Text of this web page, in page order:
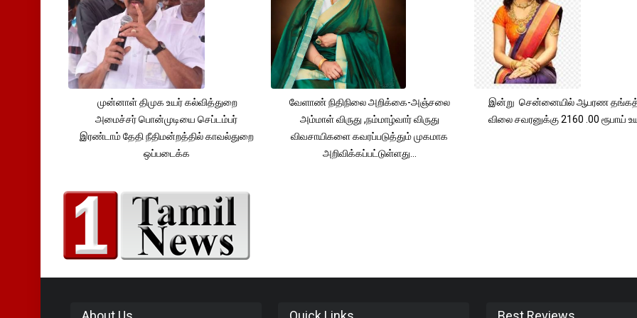
முன்னாள் திமுக உயர் கல்வித்துறை
அமைச்சர் பொன்முடியை செப்டம்பர்
இரண்டாம் தேதி நீதிமன்றத்தில் காவல்துறை
ஒப்படைக்க
வேளாண் நிதிநிலை அறிக்கை-அஞ்சலை
அம்மாள் விருது ,நம்மாழ்வார் விருது
விவசாயிகளை கவரப்படுத்தும் முகமாக
அறிவிக்கப்பட்டுள்ளது...
இன்று சென்னையில் ஆபரண
விலை சவரனுக்கு 2160 .00 ரூபாய்